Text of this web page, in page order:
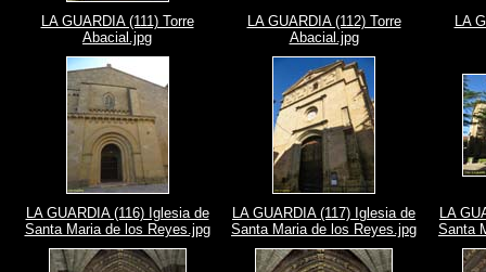
LA GUARDIA (111) Torre
Abacial.jpg
LA GUARDIA (112) Torre
Abacial.jpg
LA
LA GUARDIA (116) Iglesia de
Santa Maria de los Reyes.jpg
LA GUARDIA (117) Iglesia de
Santa Maria de los Reyes.jpg
LA
Santa